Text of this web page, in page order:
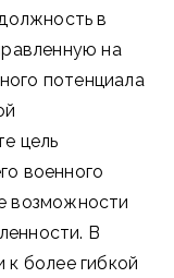
в
на
потенциала
цель
военного
возможности
В
к более гибкой